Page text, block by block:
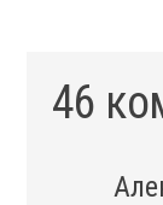
46